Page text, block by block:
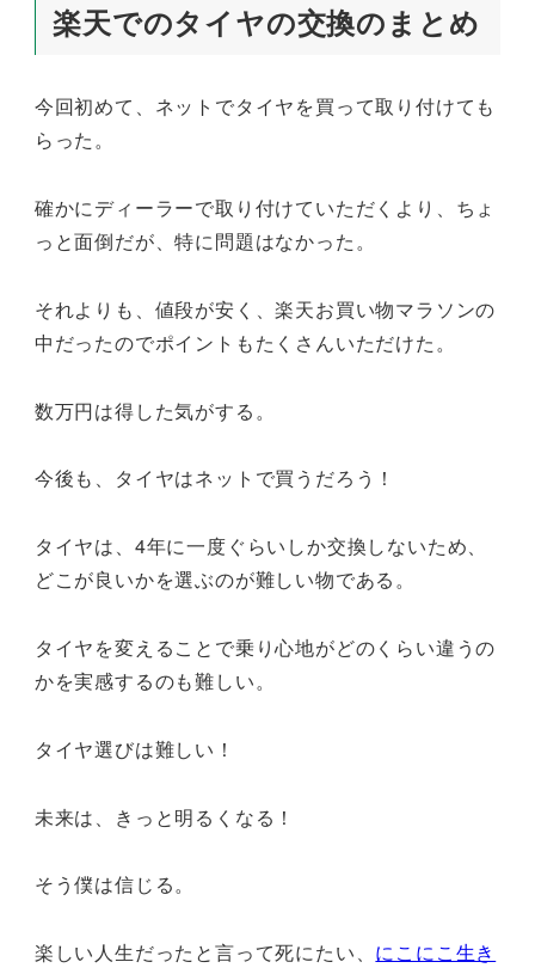
楽天でのタイヤの交換のまとめ
今回初めて、ネットでタイヤを買って取り付けても
らった。
確かにディーラーで取り付けていただくより、ちょ
っと面倒だが、特に問題はなかった。
それよりも、値段が安く、楽天お買い物マラソンの
中だったのでポイントもたくさんいただけた。
数万円は得した気がする。
今後も、タイヤはネットで買うだろう！
タイヤは、4年に一度ぐらいしか交換しないため、
どこが良いかを選ぶのが難しい物である。
タイヤを変えることで乗り心地がどのくらい違うの
かを実感するのも難しい。
タイヤ選びは難しい！
未来は、きっと明るくなる！
そう僕は信じる。
楽しい人生だったと言って死にたい、 にこにこ生き